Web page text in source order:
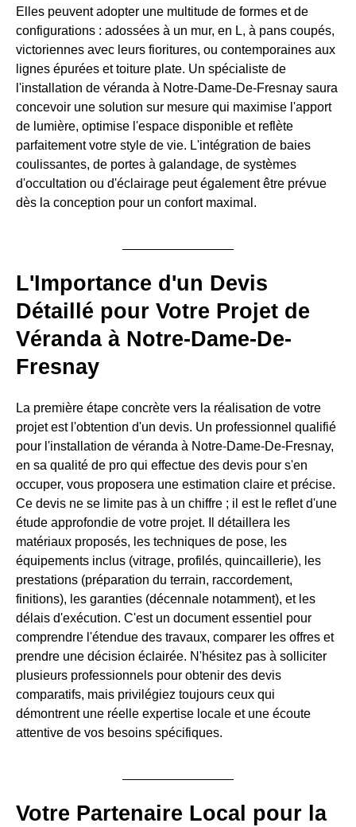
Elles peuvent adopter une multitude de formes et de
configurations : adossées à un mur, en L, à pans coupés,
victoriennes avec leurs fioritures, ou contemporaines aux
lignes épurées et toiture plate. Un spécialiste de
l'installation de véranda à Notre-Dame-De-Fresnay saura
concevoir une solution sur mesure qui maximise l'apport
de lumière, optimise l'espace disponible et reflète
parfaitement votre style de vie. L'intégration de baies
coulissantes, de portes à galandage, de systèmes
d'occultation ou d'éclairage peut également être prévue
dès la conception pour un confort maximal.
L'Importance d'un Devis
Détaillé pour Votre Projet de
Véranda à Notre-Dame-De-
Fresnay
La première étape concrète vers la réalisation de votre
projet est l'obtention d'un devis. Un professionnel qualifié
pour l'installation de véranda à Notre-Dame-De-Fresnay,
en sa qualité de pro qui effectue des devis pour s'en
occuper, vous proposera une estimation claire et précise.
Ce devis ne se limite pas à un chiffre ; il est le reflet d'une
étude approfondie de votre projet. Il détaillera les
matériaux proposés, les techniques de pose, les
équipements inclus (vitrage, profilés, quincaillerie), les
prestations (préparation du terrain, raccordement,
finitions), les garanties (décennale notamment), et les
délais d'exécution. C'est un document essentiel pour
comprendre l'étendue des travaux, comparer les offres et
prendre une décision éclairée. N'hésitez pas à solliciter
plusieurs professionnels pour obtenir des devis
comparatifs, mais privilégiez toujours ceux qui
démontrent une réelle expertise locale et une écoute
attentive de vos besoins spécifiques.
Votre Partenaire Local pour la